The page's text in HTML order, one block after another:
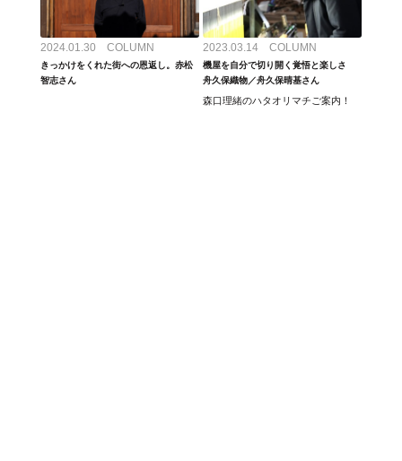
2024.01.30 COLUMN
きっかけをくれた街への恩返し。赤松
智志さん
2023.03.14 COLUMN
機屋を自分で切り開く覚悟と楽しさ
舟久保織物／舟久保晴基さん
森口理緒のハタオリマチご案内！